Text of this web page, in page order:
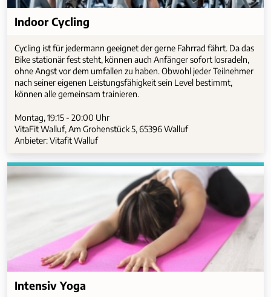
Indoor Cycling
Cycling ist für jedermann geeignet der gerne Fahrrad fährt. Da das
Bike stationär fest steht, können auch Anfänger sofort losradeln,
ohne Angst vor dem umfallen zu haben. Obwohl jeder Teilnehmer
nach seiner eigenen Leistungsfähigkeit sein Level bestimmt,
können alle gemeinsam trainieren.
Montag, 19:15 - 20:00 Uhr
VitaFit Walluf, Am Grohenstück 5, 65396 Walluf
Anbieter: Vitafit Walluf
Intensiv Yoga